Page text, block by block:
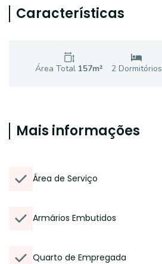
Características
Área Total 157m² 2Dormitórios
Mais informações
Área de Serviço
Armários Embutidos
Quarto de Empregada